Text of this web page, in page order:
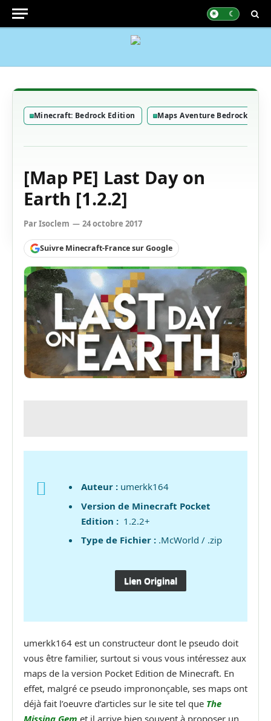
Minecraft: Bedrock Edition Maps Aventure Bedrock
[Map PE] Last Day on
Earth [1.2.2]
ParIsoclem 24 octobre 2017
Suivre Minecraft-France sur Google
Auteur : umerkk164
Version de Minecraft Pocket
Edition : 1.2.2+
Type de Fichier : .McWorld / .zip
Lien Original
umerkk164 est un constructeur dont le pseudo doit
vous être familier, surtout si vous vous intéressez aux
maps de la version Pocket Edition de Minecraft. En
effet, malgré ce pseudo imprononçable, ses maps ont
déjà fait l’oeuvre d’articles sur le site tel que The